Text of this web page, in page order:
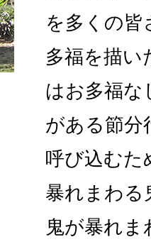
を多くの
多福を描
はお多福な
がある節分
呼び込むた
暴れまわる
鬼が暴れ